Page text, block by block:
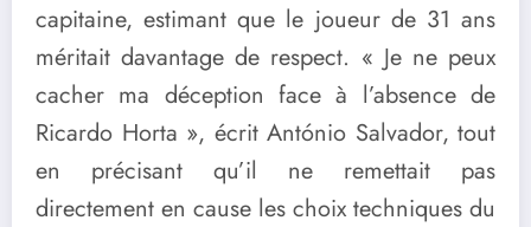
capitaine, estimant que le joueur de 31 ans
méritait davantage de respect. « Je ne peux
cacher ma déception face à l’absence de
Ricardo Horta », écrit António Salvador, tout
en précisant qu’il ne remettait pas
directement en cause les choix techniques du